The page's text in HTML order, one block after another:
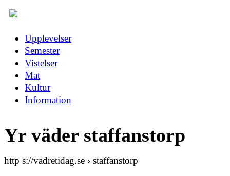
Upplevelser
Semester
Vistelser
Mat
Kultur
Information
Yr väder staffanstorp
http s://vadretidag.se › staffanstorp